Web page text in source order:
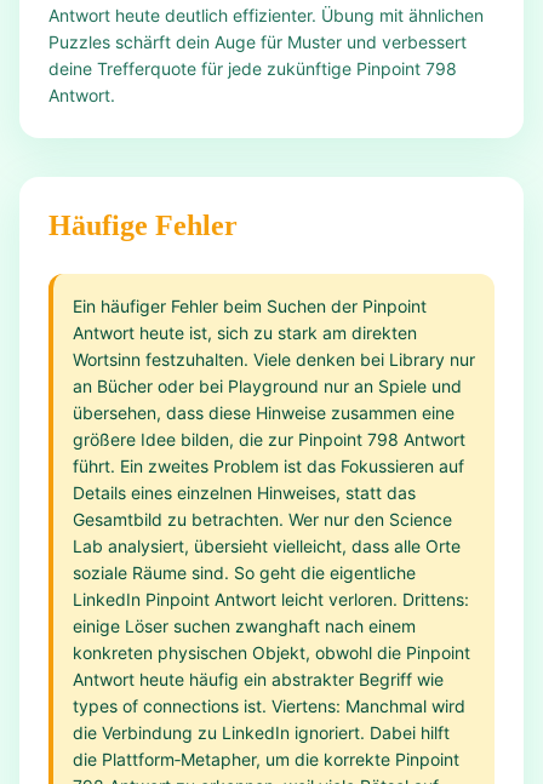
Antwort heute deutlich effizienter. Übung mit ähnlichen
Puzzles schärft dein Auge für Muster und verbessert
deine Trefferquote für jede zukünftige Pinpoint 798
Antwort.
Häufige Fehler
Ein häufiger Fehler beim Suchen der Pinpoint
Antwort heute ist, sich zu stark am direkten
Wortsinn festzuhalten. Viele denken bei Library nur
an Bücher oder bei Playground nur an Spiele und
übersehen, dass diese Hinweise zusammen eine
größere Idee bilden, die zur Pinpoint 798 Antwort
führt. Ein zweites Problem ist das Fokussieren auf
Details eines einzelnen Hinweises, statt das
Gesamtbild zu betrachten. Wer nur den Science
Lab analysiert, übersieht vielleicht, dass alle Orte
soziale Räume sind. So geht die eigentliche
LinkedIn Pinpoint Antwort leicht verloren. Drittens:
einige Löser suchen zwanghaft nach einem
konkreten physischen Objekt, obwohl die Pinpoint
Antwort heute häufig ein abstrakter Begriff wie
types of connections ist. Viertens: Manchmal wird
die Verbindung zu LinkedIn ignoriert. Dabei hilft
die Plattform‑Metapher, um die korrekte Pinpoint